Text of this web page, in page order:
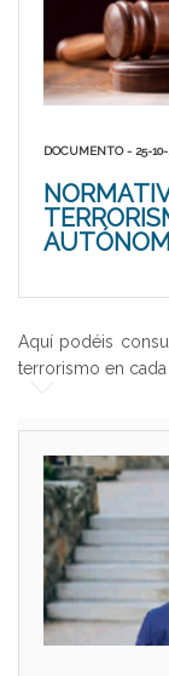
DOCUMENTO - 25-
Aquí podéis
terrorismo en